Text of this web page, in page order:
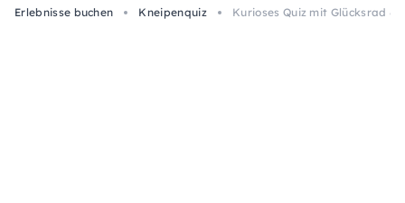
Erlebnisse buchen
Kneipenquiz Kurioses Quiz mit Glücksrad &